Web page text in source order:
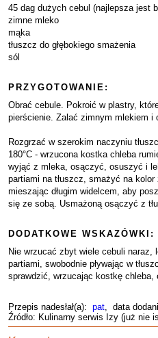
45 dag dużych cebul (najlepsza jest
zimne mleko
mąka
tłuszcz do głębokiego smażenia
sól
PRZYGOTOWANIE:
Obrać cebule. Pokroić w plastry,
pierścienie. Zalać zimnym mlekiem i
Rozgrzać w szerokim naczyniu
180°C - wrzucona kostka chleba
wyjąć z mleka, osączyć, osuszyć i
partiami na tłuszcz, smażyć na
mieszając długim widelcem, aby
się ze sobą. Usmażoną osączyć z
DODATKOWE WSKAZÓWKI:
Nie wrzucać zbyt wiele cebuli naraz,
partiami, swobodnie pływając w
sprawdzić, wrzucając kostkę chleba,
Przepis nadesłał(a): pat, data
Źródło: Kulinarny serwis Izy (już nie